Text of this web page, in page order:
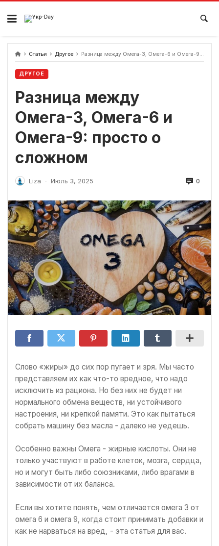
перейти
содержанию
Статьи Другое Разница между Омега-3, Омега-6 и Омега-9: просто о сложном
ДРУГОЕ
Разница между
Омега-3, Омега-6 и
Омега-9: просто о
сложном
Liza - Июль 3, 2025 0
Слово «жиры» до сих пор пугает и зря. Мы часто
представляем их как что-то вредное, что надо
исключить из рациона. Но без них не будет ни
нормального обмена веществ, ни устойчивого
настроения, ни крепкой памяти. Это как пытаться
собрать машину без масла - далеко не уедешь.
Особенно важны Омега - жирные кислоты. Они не
только участвуют в работе клеток, мозга, сердца,
но и могут быть либо союзниками, либо врагами в
зависимости от их баланса.
Если вы хотите понять, чем отличается омега 3 от
омега 6 и омега 9, когда стоит принимать добавки и
как не нарваться на вред, - эта статья для вас.